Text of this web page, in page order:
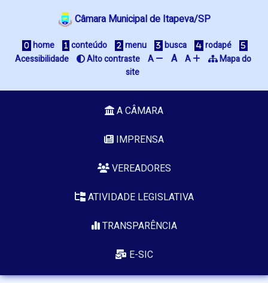
Câmara Municipal de Itapeva/SP
home conteúdo menu busca
rodapé
Acessibilidade
Alto contraste A A A
Mapa do
site
A CÂMARA
IMPRENSA
VEREADORES
ATIVIDADE LEGISLATIVA
TRANSPARÊNCIA
E-SIC